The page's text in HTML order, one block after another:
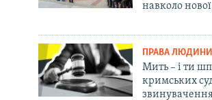
навколо
ПРАВА ЛЮДИНИ
Мить – і ти
кримських